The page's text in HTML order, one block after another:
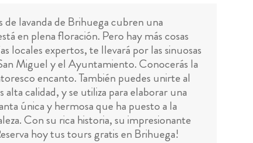
lavanda de Brihuega cubren una
en plena floración. Pero hay más cosas
locales expertos, te llevará por las sinuosas
Miguel y el Ayuntamiento. Conocerás la
encanto. También puedes unirte al
alta calidad, y se utiliza para elaborar una
única y hermosa que ha puesto a la
Con su rica historia, su impresionante
hoy tus tours gratis en Brihuega!